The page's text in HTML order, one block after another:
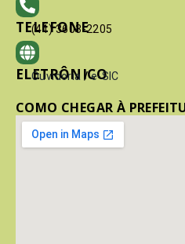
TELEFONE
(41) 3603-2205
ELETRÔNICO
Ouvidoria / e-SIC
COMO CHEGAR À